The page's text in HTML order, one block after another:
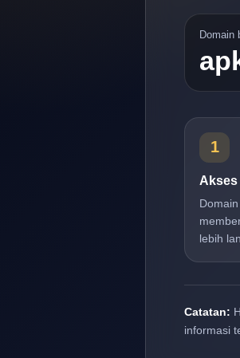
Domain
1
Akses
lebih
Catatan:
informasi